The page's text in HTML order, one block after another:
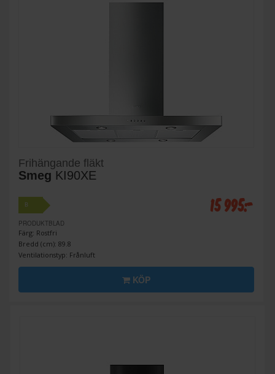
Frihängande fläkt
Smeg KI90XE
B
PRODUKTBLAD
Färg: Rostfri
Bredd (cm): 89.8
Ventilationstyp: Frånluft
15 995:-
KÖP